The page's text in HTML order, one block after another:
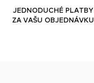
JEDNODUCHÉ PLATBY
ZA VAŠU OBJEDNÁVKU